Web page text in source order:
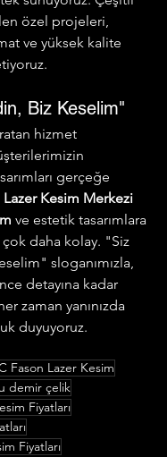
özel projeleri,
ve yüksek kalite
Biz Keselim"
hizmet
gerçeğe
Lazer Kesim Merkezi
ve estetik tasarımlara
çok daha kolay. "Siz
sloganımızla,
detayına kadar
zaman yanınızda
duyuyoruz.
Fason Lazer Kesim
demir çelik
Fiyatları
Fiyatları